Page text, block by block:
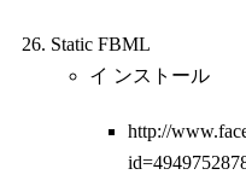
Static FBML
イ ンストール
http://